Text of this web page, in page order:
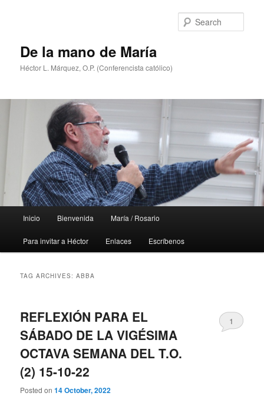
De la mano de María
Héctor L. Márquez, O.P. (Conferencista católico)
Inicio Bienvenida María / Rosario
Para invitar a Héctor Enlaces Escríbenos
TAG ARCHIVES:ABBA
REFLEXIÓN PARA EL
SÁBADO DE LA VIGÉSIMA
OCTAVA SEMANA DEL T.O.
(2) 15-10-22
Posted on14 October, 2022
1